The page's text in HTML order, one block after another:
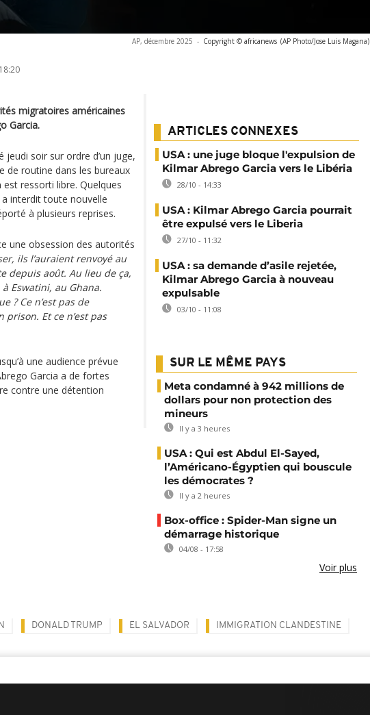
AP, décembre 2025 - Copyright © africanews (AP Photo/Jose Luis Magana)
migratoires américaines
Garcia.
jeudi soir sur ordre d’un juge,
de routine dans les bureaux
ressorti libre. Quelques
interdit toute nouvelle
à plusieurs reprises.
une obsession des autorités
ils l’auraient renvoyé au
depuis août. Au lieu de ça,
Eswatini, au Ghana.
? Ce n’est pas de
prison. Et ce n’est pas
une audience prévue
Garcia a de fortes
contre une détention
ARTICLES CONNEXES
USA : une juge bloque l'expulsion de
Kilmar Abrego Garcia vers le Libéria
28/10 - 14:33
USA : Kilmar Abrego Garcia pourrait
être expulsé vers le Liberia
27/10 - 11:32
USA : sa demande d’asile rejetée,
Kilmar Abrego Garcia à nouveau
expulsable
03/10 - 11:08
SUR LE MÊME PAYS
Meta condamné à 942 millions de
dollars pour non protection des
mineurs
Il y a 3 heures
USA : Qui est Abdul El-Sayed,
l’Américano-Égyptien qui bouscule
les démocrates ?
Il y a 2 heures
Box-office : Spider-Man signe un
démarrage historique
04/08 - 17:58
Voir plus
DONALD TRUMP EL SALVADOR IMMIGRATION CLANDESTINE